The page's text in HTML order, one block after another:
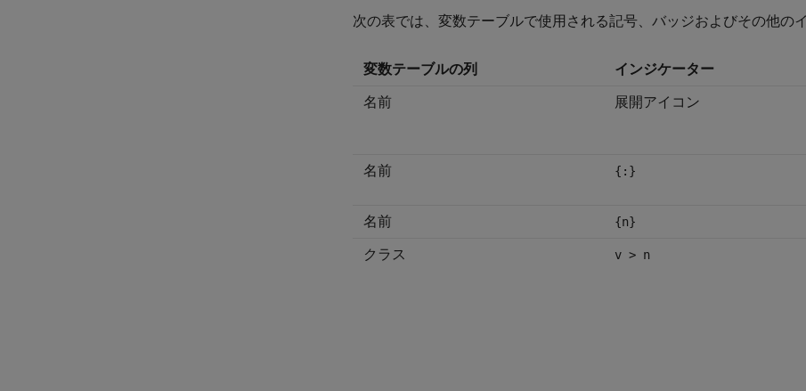
次の表では、変数テーブルで使用される記号、バッジおよびその他の
変数テーブルの列 インジケーター
名前 展開アイコン
名前 {:}
名前 {n}
クラス v > n